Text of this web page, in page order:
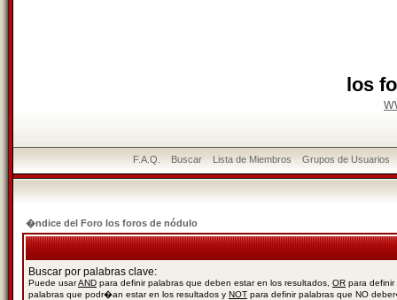
los
F.A.Q. Buscar Lista de Miembros Grupos de Usuarios
�ndice del Foro los foros de nódulo
Buscar por palabras clave:
Puede usarAND para definir palabras que deben estar en los resultados, OR para definir
palabras que podr�an estar en los resultados y NOT para definir palabras que NO